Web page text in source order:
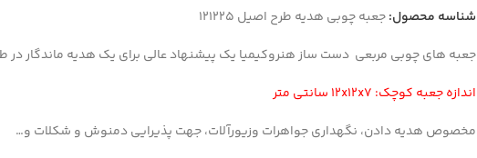
شناسه محصول:جعبه چوبی هدیه طرح اصیل 121225
جعبه های چوبی مربعی دست ساز هنروکیمیا یک پیشنهاد عالی برای یک هدیه ماندگار در
اندازه جعبه کوچک: 12x12x7 سانتی متر
مخصوص هدیه دادن، نگهداری جواهرات وزیورآلات، جهت پذیرایی دمنوش و شکلات و…